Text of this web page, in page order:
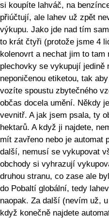
si koupíte lahváč, na
přiúčtují, ale lahev už zpět
výkupu. Jako jde nad tím
to krát čtyři (protože jsme 4
kolenovrt a nechat jim to
plechovky se vykupují jedině
neponičenou etiketou, tak
vozíte spoustu zbytečného
občas docela umění. Někdy
vevnitř. A jak jsem psala, ty
hektarů. A když ji najdete,
mít zavřeno nebo je automat
další, nemusí se vykupovat
obchody si vyhrazují
druhou stranu, co zase ale
do Pobaltí globální, tedy
naopak. Za další (nevím už,
když konečně najdete